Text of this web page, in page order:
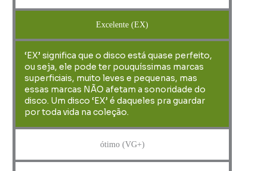
Excelente (EX)
‘EX’ significa que o disco está quase perfeito,
ou seja, ele pode ter pouquíssimas marcas
superficiais, muito leves e pequenas, mas
essas marcas NÃO afetam a sonoridade do
disco. Um disco ‘EX’ é daqueles pra guardar
por toda vida na coleção.
ótimo (VG+)